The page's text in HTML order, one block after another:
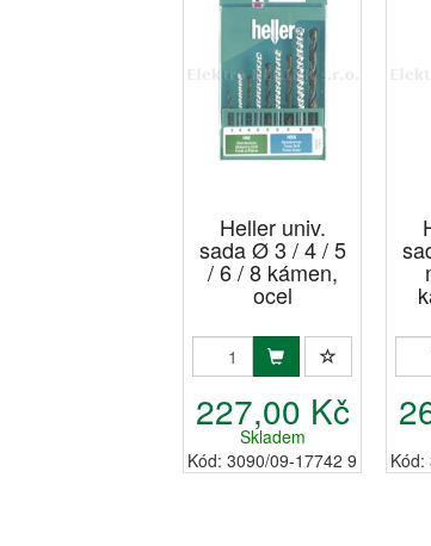
Heller univ.
sada Ø 3 / 4 / 5
/ 6 / 8 kámen,
ocel
227,00 Kč
Skladem
Kód: 3090/09-17742 9
Kód: